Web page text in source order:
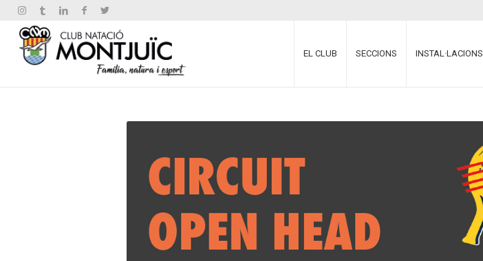
EL CLUB SECCIONS INSTAL·LACIONS